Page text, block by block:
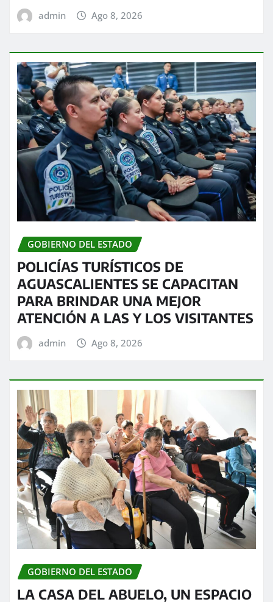
admin Ago 8, 2026
GOBIERNO DEL ESTADO
POLICÍAS TURÍSTICOS DE
AGUASCALIENTES SE CAPACITAN
PARA BRINDAR UNA MEJOR
ATENCIÓN A LAS Y LOS VISITANTES
admin Ago 8, 2026
GOBIERNO DEL ESTADO
LA CASA DEL ABUELO, UN ESPACIO